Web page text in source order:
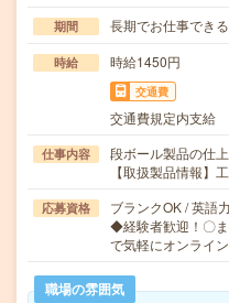
期間 長期でお仕事でき
時給 時給1450円
交通費
交通費規定内支給
仕事内容
段ボール製品の仕
【取扱製品情報
応募資格
ブランクOK / 英語
◆経験者歓迎！〇
で気軽にオンライ
職場の雰囲気